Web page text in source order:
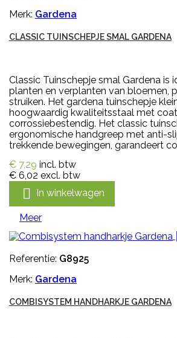
Merk: Gardena
CLASSIC TUINSCHEPJE SMAL GARDENA
Classic Tuinschepje smal Gardena is
planten en verplanten van bloemen,
struiken. Het gardena tuinschepje
hoogwaardig kwaliteitsstaal met
corrossiebestendig. Het classic
ergonomische handgreep met anti-
trekkende bewegingen, garandeert
€ 7,29 incl. btw
€ 6,02 excl. btw
 In winkelwagen
Meer
Referentie: G8925
Merk: Gardena
COMBISYSTEM HANDHARKJE GARDENA